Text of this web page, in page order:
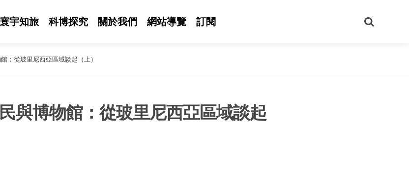
寰宇知旅 科博探究 關於我們 網站導覽 訂閱
尋
：從玻里尼西亞區域談起（上）
與博物館：從玻里尼西亞區域談起